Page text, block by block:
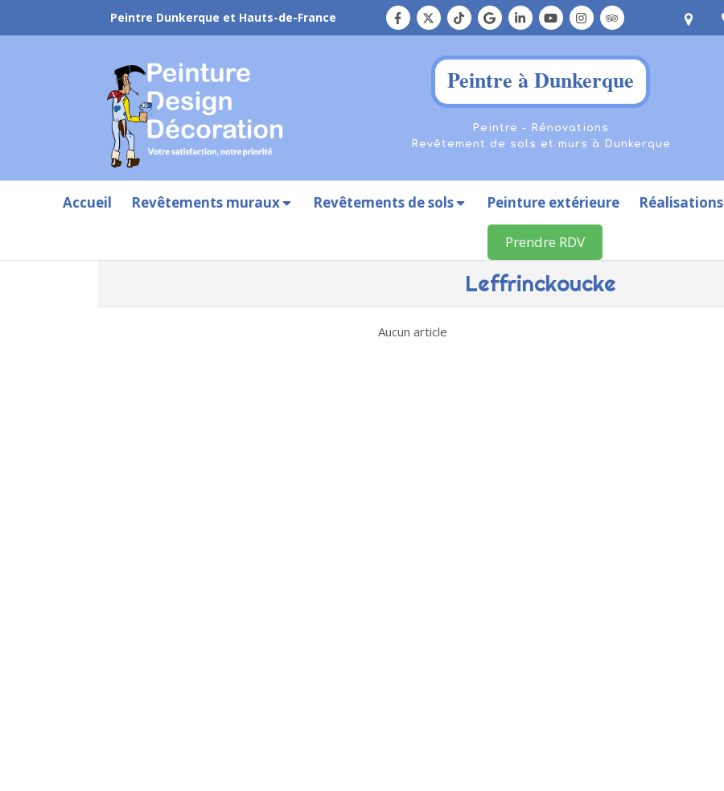
Peintre Dunkerque et Hauts-de-France
Peintre à Dunkerque
Peintre - Rénovations
Revêtement de sols et murs à Dunkerque
Accueil Revêtements muraux Revêtements de sols Peinture extérieure Réalisations
Prendre RDV
Leffrinckoucke
Aucun article